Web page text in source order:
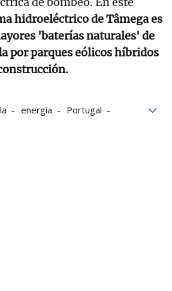
hidroeléctrico de Tâmega es
'baterías naturales' de
por parques eólicos híbridos
energía
Portugal